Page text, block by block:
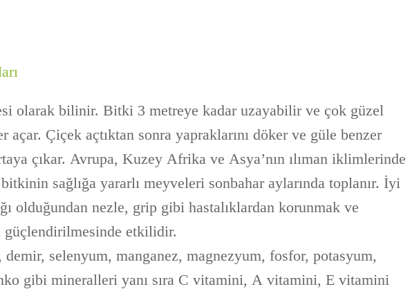
olarak bilinir. Bitki 3 metreye kadar uzayabilir ve çok güzel
açar. Çiçek açtıktan sonra yapraklarını döker ve güle benzer
çıkar. Avrupa, Kuzey Afrika ve Asya’nın ılıman iklimlerinde
sağlığa yararlı meyveleri sonbahar aylarında toplanır. İyi
olduğundan nezle, grip gibi hastalıklardan korunmak ve
güçlendirilmesinde etkilidir.
selenyum, manganez, magnezyum, fosfor, potasyum,
gibi mineralleri yanı sıra C vitamini, A vitamini, E vitamini